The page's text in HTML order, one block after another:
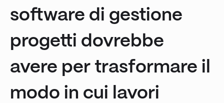
software di gestione
progetti dovrebbe
avere per trasformare il
modo in cui lavori